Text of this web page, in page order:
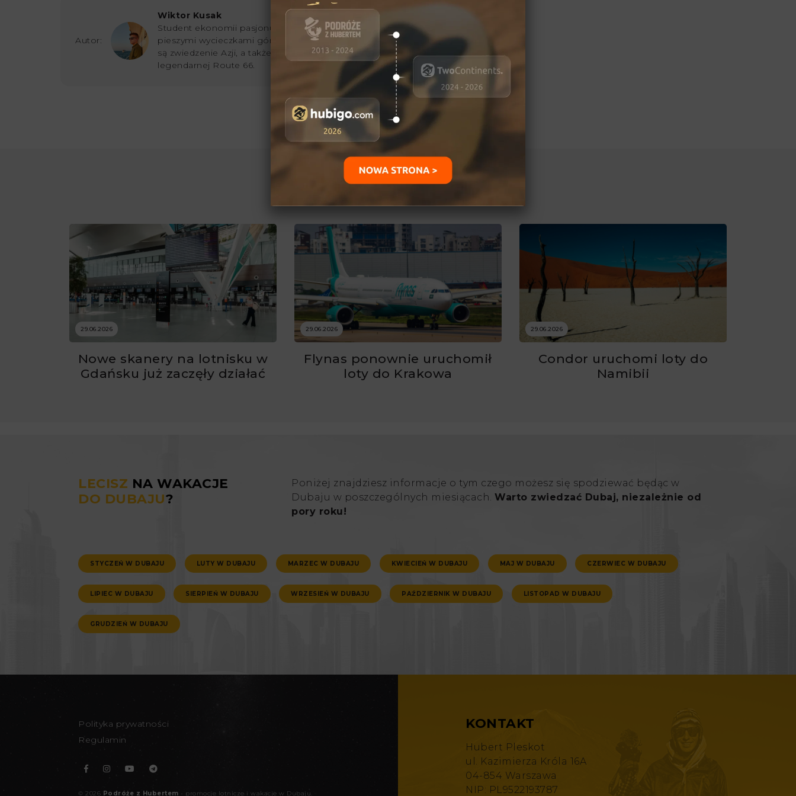
Autor:
Wiktor Kusak
Student ekonomii pasjonujący się podróżami i
pieszymi wycieczkami górskimi. Jego marzeniami
są zwiedzenie Azji, a także przejechanie
legendarnej Route 66.
29.06.2026
Nowe skanery na lotnisku w
Gdańsku już zaczęły działać
29.06.2026
Flynas ponownie uruchomił
loty do Krakowa
29.06.2026
Condor uruchomi loty do
Namibii
LECISZ NA WAKACJE
DO DUBAJU?
Poniżej znajdziesz informacje o tym czego możesz się spodziewać będąc w
Dubaju w poszczególnych miesiącach. Warto zwiedzać Dubaj, niezależnie od
pory roku!
STYCZEŃ W DUBAJU LUTY W DUBAJU MARZEC W DUBAJU KWIECIEŃ W DUBAJU MAJ W DUBAJU CZERWIEC W DUBAJU
LIPIEC W DUBAJU SIERPIEŃ W DUBAJU WRZESIEŃ W DUBAJU PAŹDZIERNIK W DUBAJU LISTOPAD W DUBAJU
GRUDZIEŃ W DUBAJU
Polityka prywatności
Regulamin
© 2026 Podróże z Hubertem - promocje lotnicze i wakacje w Dubaju
KONTAKT
Hubert Pleskot
ul. Kazimierza Króla 16A
04-854 Warszawa
NIP: PL9522193787